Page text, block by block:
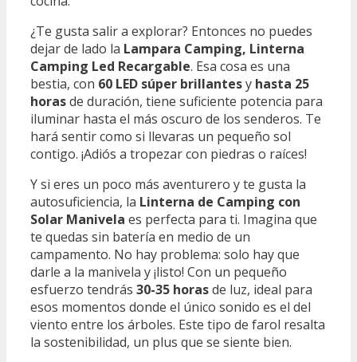
¿Te gusta salir a explorar? Entonces no puedes
dejar de lado la Lampara Camping, Linterna
Camping Led Recargable. Esa cosa es una
bestia, con 60 LED súper brillantesy hasta 25
horasde duración, tiene suficiente potencia para
iluminar hasta el más oscuro de los senderos. Te
hará sentir como si llevaras un pequeño sol
contigo. ¡Adiós a tropezar con piedras o raíces!
Y si eres un poco más aventurero y te gusta la
autosuficiencia, la Linterna de Camping con
Solar Manivela es perfecta para ti. Imagina que
te quedas sin batería en medio de un
campamento. No hay problema: solo hay que
darle a la manivela y ¡listo! Con un pequeño
esfuerzo tendrás 30-35 horasde luz, ideal para
esos momentos donde el único sonido es el del
viento entre los árboles. Este tipo de farol resalta
la sostenibilidad, un plus que se siente bien.